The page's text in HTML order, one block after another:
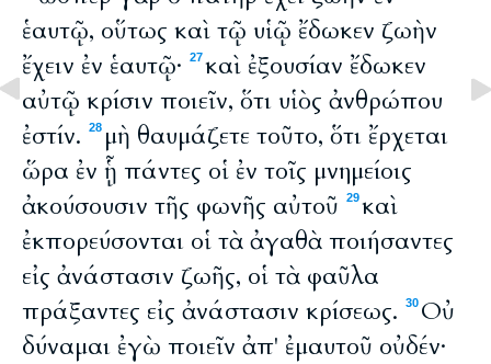
ἑαυτῷ, οὕτως καὶ τῷ υἱῷ ἔδωκεν ζωὴν
ἔχειν ἐν ἑαυτῷ·
27καὶ ἐξουσίαν ἔδωκεν
αὐτῷ κρίσιν ποιεῖν, ὅτι υἱὸς ἀνθρώπου
ἐστίν.
28 μὴ θαυμάζετε τοῦτο, ὅτι ἔρχεται
ὥρα ἐν ᾗ πάντες οἱ ἐν τοῖς μνημείοις
ἀκούσουσιν τῆς φωνῆς αὐτοῦ
29καὶ
ἐκπορεύσονται οἱ τὰ ἀγαθὰ ποιήσαντες
εἰς ἀνάστασιν ζωῆς, οἱ τὰ φαῦλα
πράξαντες εἰς ἀνάστασιν κρίσεως.
30 Οὐ
δύναμαι ἐγὼ ποιεῖν ἀπ' ἐμαυτοῦ οὐδέν·